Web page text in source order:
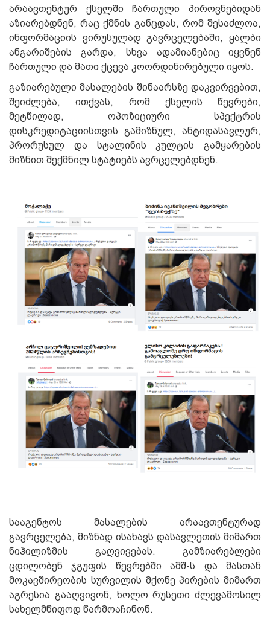
არაავთენტურ ქსელში ჩართული პიროვნებიდან
აზიარებდნენ, რაც ქმნის განცდას, რომ შესაძლოა,
ინფორმაციის ვირუსულად გავრცელებაში, ყალბი
ანგარიშების გარდა, სხვა ადამიანებიც იყვნენ
ჩართული და მათი ქცევა კოორდინირებული იყოს.
გაზიარებული მასალების შინაარსზე დაკვირვებით,
შეიძლება, ითქვას, რომ ქსელის წევრები,
მეტწილად, ოპოზიციური სპექტრის
დისკრედიტაციისთვის გამიზნულ, ანტიდასავლურ,
პრორუსულ და სტალინის კულტის გამყარების
მიზნით შექმნილ სტატიებს ავრცელებდნენ.
სააგენტოს მასალების არაავთენტურად
გავრცელება, მიზნად ისახავს დასავლეთის მიმართ
ნიჰილიზმის გაღვივებას. გამზიარებლები
ცდილობენ ჯგუფის წევრებში აშშ-ს და მასთან
მოკავშირეობის სურვილის მქონე პირების მიმართ
აგრესია გააღვივონ, ხოლო რუსეთი ძლევამოსილ
სახელმწიფოდ წარმოაჩინონ.